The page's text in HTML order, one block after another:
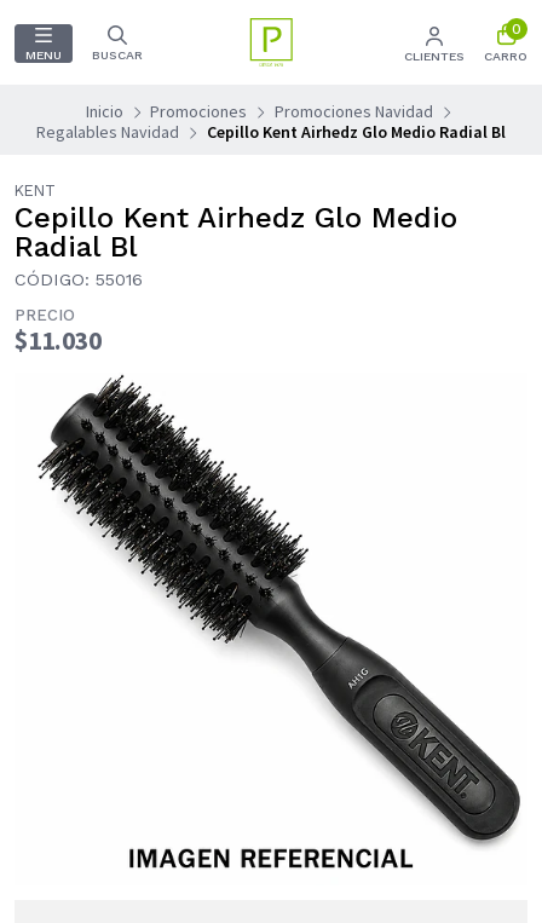
MENU BUSCAR CLIENTES
0
CARRO
Inicio Promociones
Promociones Navidad
Regalables Navidad
Cepillo Kent Airhedz Glo Medio Radial Bl
KENT
Cepillo Kent Airhedz Glo Medio
Radial Bl
CÓDIGO: 55016
PRECIO
$11.030